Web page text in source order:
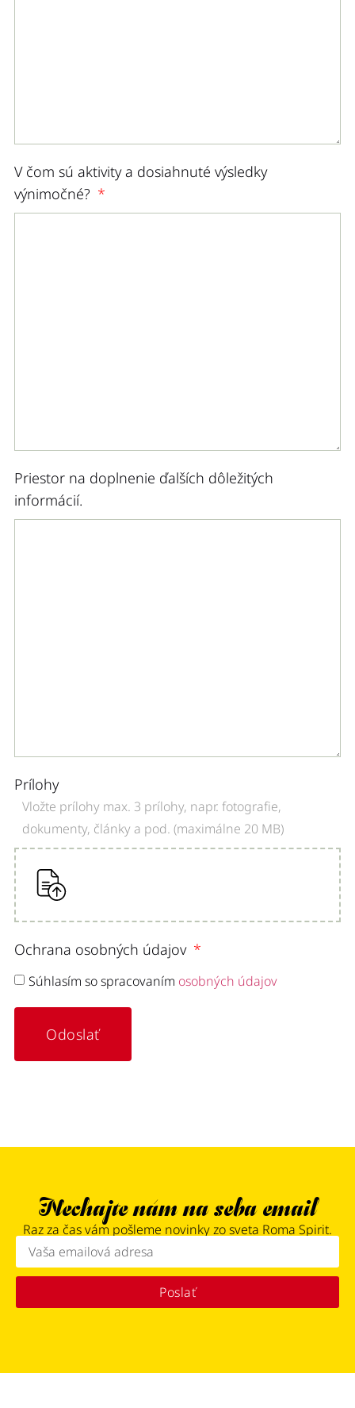
V čom sú aktivity a dosiahnuté výsledky
výnimočné?
Priestor na doplnenie ďalších dôležitých
informácií.
Prílohy
Vložte prílohy max. 3 prílohy, napr. fotografie,
dokumenty, články a pod. (maximálne 20 MB)
Ochrana osobných údajov
Súhlasím so spracovaním osobných údajov
Odoslať
Nechajte nám na seba email
Raz za čas vám pošleme novinky zo sveta Roma Spirit.
Poslať